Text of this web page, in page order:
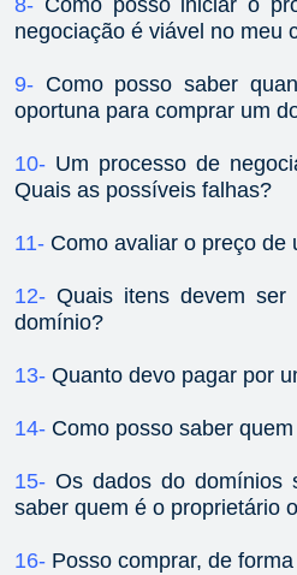
negociação é viável no meu
9- Como posso saber
oportuna para comprar um
10- Um processo de
Quais as possíveis falhas?
11- Como avaliar o preço de
12- Quais itens devem
domínio?
13- Quanto devo pagar por
14- Como posso saber
15- Os dados do domínios
saber quem é o proprietário
16- Posso comprar, de